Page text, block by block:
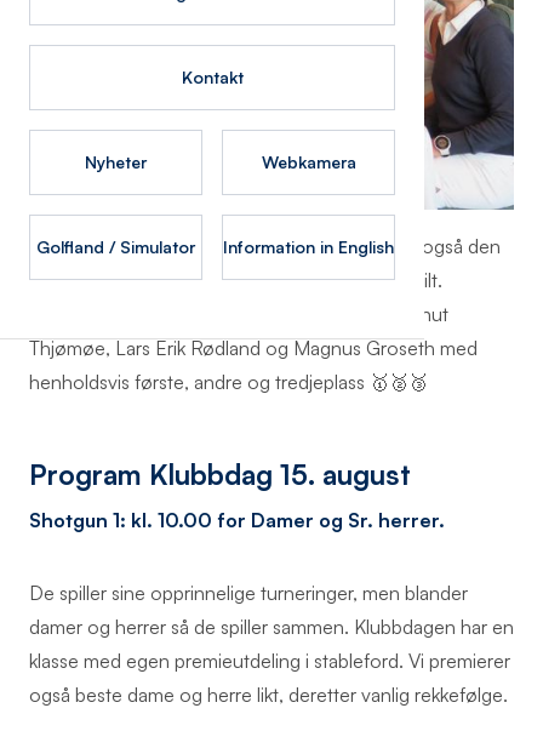
Kontakt
Nyheter Webkamera
Golfland / Simulator Information in English
Første klubbdag ble avholdt 20. juni og da ble også den
tradisjonsrike turneringen "St. Hans pokalen" spilt.
Klubben benytter anledningen til å gratulerer Knut
Thjømøe, Lars Erik Rødland og Magnus Groseth med
henholdsvis første, andre og tredjeplass 🥇🥈🥉
Program Klubbdag 15. august
Shotgun 1: kl. 10.00 for Damer og Sr. herrer.
De spiller sine opprinnelige turneringer, men blander
damer og herrer så de spiller sammen. Klubbdagen har en
klasse med egen premieutdeling i stableford. Vi premierer
også beste dame og herre likt, deretter vanlig rekkefølge.